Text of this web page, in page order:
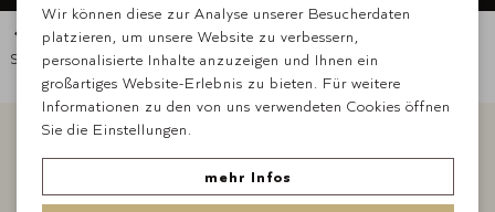
Startseite Über uns Blog Advent
Zurück zur Übersicht
Wir können diese zur Analyse unserer Besucherdaten
platzieren, um unsere Website zu verbessern,
personalisierte Inhalte anzuzeigen und Ihnen ein
großartiges Website-Erlebnis zu bieten. Für weitere
Informationen zu den von uns verwendeten Cookies öffnen
Sie die Einstellungen.
mehr Infos